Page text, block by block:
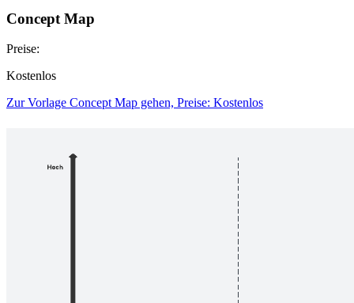
Concept Map
Preise:
Kostenlos
Zur Vorlage Concept Map gehen, Preise: Kostenlos